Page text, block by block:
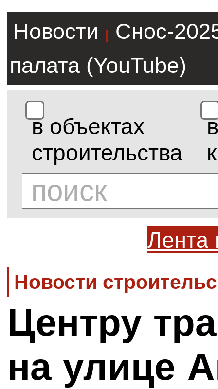
Новости |
Снос-
палата (YouTube)
в объектах
строительства
в
Лента
Новости
Центру
на улице